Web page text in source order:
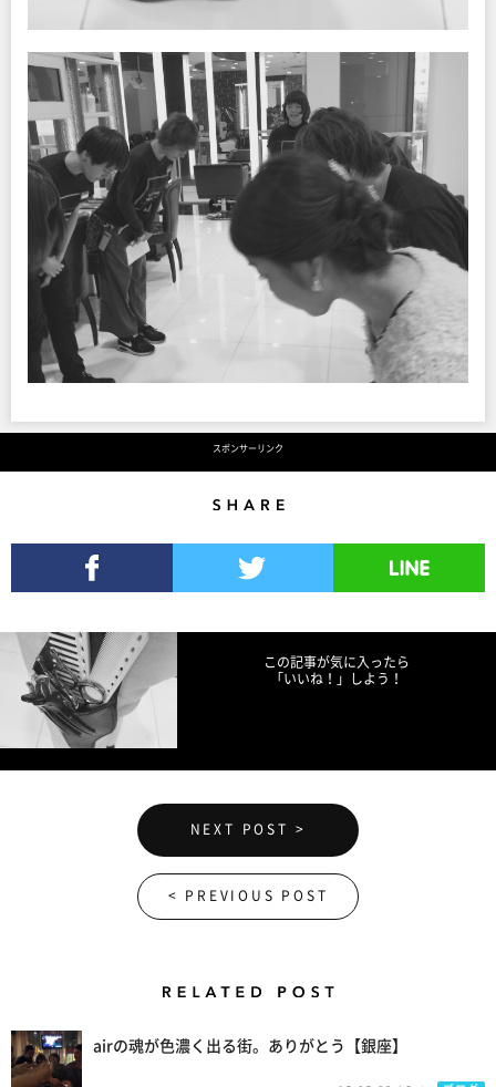
スポンサーリンク
この記事が気に入ったら
「いいね！」しよう！
NEXT POST >
< PREVIOUS POST
airの魂が色濃く出る街。ありがとう【銀座】